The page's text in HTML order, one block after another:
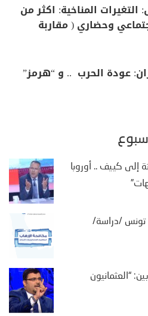
المناخية: اكثر من
وحضاري ( مقاربة
عودة الحرب .. و “هرمز”
إلى كييف .. أوروبا
تونس /دراسة/
“العثمانيون